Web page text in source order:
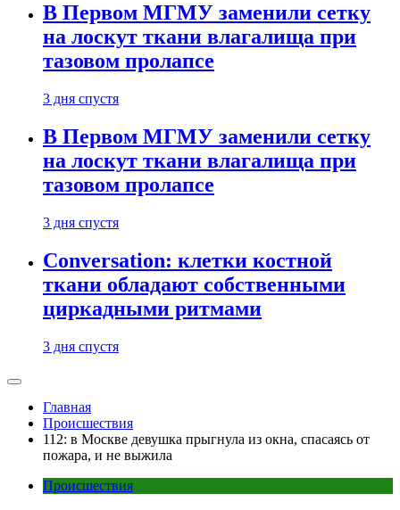
В Первом МГМУ заменили сетку
на лоскут ткани влагалища при
тазовом пролапсе
3 дня спустя
В Первом МГМУ заменили сетку
на лоскут ткани влагалища при
тазовом пролапсе
3 дня спустя
Conversation: клетки костной
ткани обладают собственными
циркадными ритмами
3 дня спустя
Главная
Происшествия
112: в Москве девушка прыгнула из окна, спасаясь от
пожара, и не выжила
Происшествия